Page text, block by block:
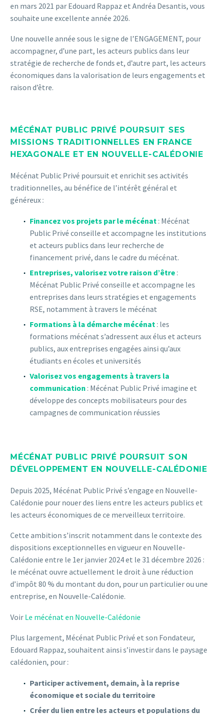
en mars 2021 par Edouard Rappaz et Andréa Desantis, vous
souhaite une excellente année 2026.
Une nouvelle année sous le signe de l’ENGAGEMENT, pour
accompagner, d’une part, les acteurs publics dans leur
stratégie de recherche de fonds et, d’autre part, les acteurs
économiques dans la valorisation de leurs engagements et
raison d’être.
MÉCÉNAT PUBLIC PRIVÉ POURSUIT SES
MISSIONS TRADITIONNELLES EN FRANCE
HEXAGONALE ET EN NOUVELLE-CALÉDONIE
Mécénat Public Privé poursuit et enrichit ses activités
traditionnelles, au bénéfice de l’intérêt général et
généreux :
Financez vos projets par le mécénat : Mécénat
Public Privé conseille et accompagne les institutions
et acteurs publics dans leur recherche de
financement privé, dans le cadre du mécénat.
Entreprises, valorisez votre raison d’être :
Mécénat Public Privé conseille et accompagne les
entreprises dans leurs stratégies et engagements
RSE, notamment à travers le mécénat
Formations à la démarche mécénat : les
formations mécénat s’adressent aux élus et acteurs
publics, aux entreprises engagées ainsi qu’aux
étudiants en écoles et universités
Valorisez vos engagements à travers la
communication : Mécénat Public Privé imagine et
développe des concepts mobilisateurs pour des
campagnes de communication réussies
MÉCÉNAT PUBLIC PRIVÉ POURSUIT SON
DÉVELOPPEMENT EN NOUVELLE-CALÉDONIE
Depuis 2025, Mécénat Public Privé s’engage en Nouvelle-
Calédonie pour nouer des liens entre les acteurs publics et
les acteurs économiques de ce merveilleux territoire.
Cette ambition s’inscrit notamment dans le contexte des
dispositions exceptionnelles en vigueur en Nouvelle-
Calédonie entre le 1er janvier 2024 et le 31 décembre 2026 :
le mécénat ouvre actuellement le droit à une réduction
d’impôt 80 % du montant du don, pour un particulier ou une
entreprise, en Nouvelle-Calédonie.
Voir Le mécénat en Nouvelle-Calédonie
Plus largement, Mécénat Public Privé et son Fondateur,
Edouard Rappaz, souhaitent ainsi s’investir dans le paysage
calédonien, pour :
Participer activement, demain, à la reprise
économique et sociale du territoire
Créer du lien entre les acteurs et populations du